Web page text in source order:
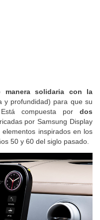
manera solidaria con la
y profundidad) para que su
compuesta por dos
por Samsung Display
inspirados en los
50 y 60 del siglo pasado.